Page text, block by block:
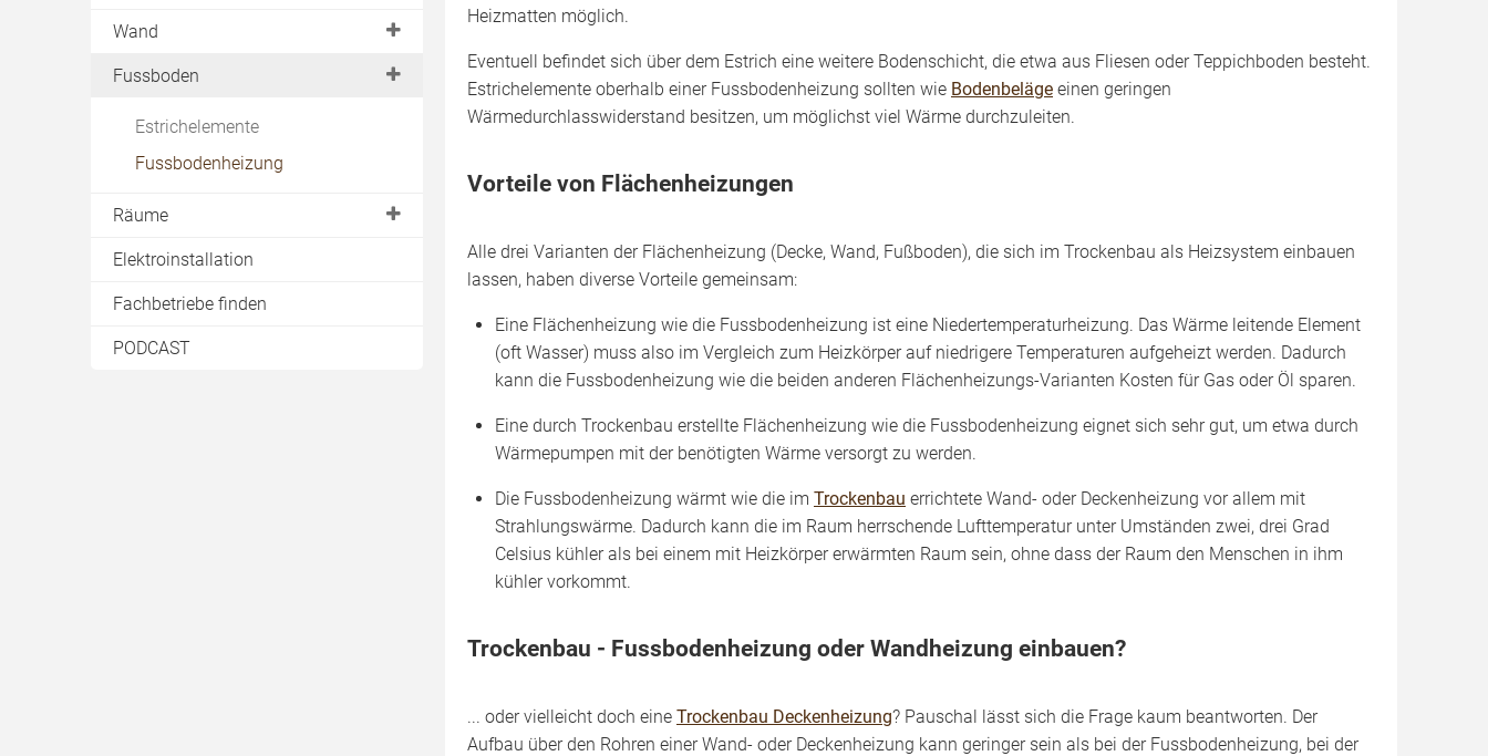
UWTrockenbaudecke
Deckenheizung
Akustikdecke
Wand
Metallständerwand
Wandheizung
Fussboden
Estrichelemente
Fussbodenheizung
Räume
Bad
Elektroinstallation
Fachbetriebe finden
PODCAST
Heizmatten möglich.
Eventuell befindet sich über dem Estrich eine weitere Bodenschicht, die etwa aus Fliesen oder Teppichboden besteht.
Estrichelemente oberhalb einer Fussbodenheizung sollten wie Bodenbeläge einen geringen
Wärmedurchlasswiderstand besitzen, um möglichst viel Wärme durchzuleiten.
Vorteile von Flächenheizungen
Alle drei Varianten der Flächenheizung (Decke, Wand, Fußboden), die sich im Trockenbau als Heizsystem einbauen
lassen, haben diverse Vorteile gemeinsam:
Eine Flächenheizung wie die Fussbodenheizung ist eine Niedertemperaturheizung. Das Wärme leitende Element
(oft Wasser) muss also im Vergleich zum Heizkörper auf niedrigere Temperaturen aufgeheizt werden. Dadurch
kann die Fussbodenheizung wie die beiden anderen Flächenheizungs-Varianten Kosten für Gas oder Öl sparen.
Eine durch Trockenbau erstellte Flächenheizung wie die Fussbodenheizung eignet sich sehr gut, um etwa durch
Wärmepumpen mit der benötigten Wärme versorgt zu werden.
Die Fussbodenheizung wärmt wie die im Trockenbau errichtete Wand- oder Deckenheizung vor allem mit
Strahlungswärme. Dadurch kann die im Raum herrschende Lufttemperatur unter Umständen zwei, drei Grad
Celsius kühler als bei einem mit Heizkörper erwärmten Raum sein, ohne dass der Raum den Menschen in ihm
kühler vorkommt.
Trockenbau - Fussbodenheizung oder Wandheizung einbauen?
... oder vielleicht doch eine Trockenbau Deckenheizung? Pauschal lässt sich die Frage kaum beantworten. Der
Aufbau über den Rohren einer Wand- oder Deckenheizung kann geringer sein als bei der Fussbodenheizung, bei der